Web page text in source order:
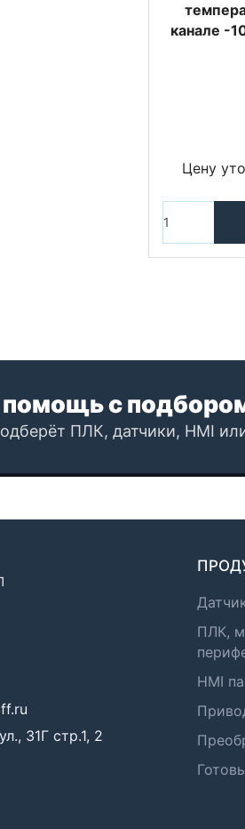
канале -
Цену
с
ПЛК, датчики, HMI
31Г стр.1, 2
ПЛК,
HMI